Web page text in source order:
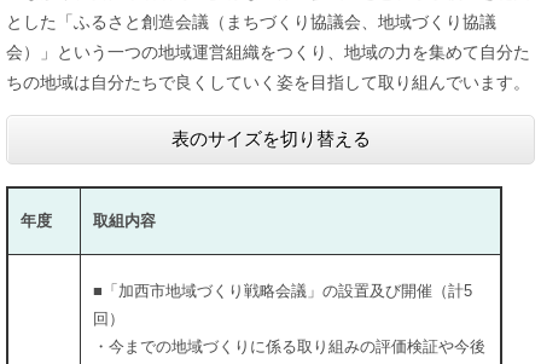
とした「ふるさと創造会議（まちづくり協議会、地域づくり協議
会）」という一つの地域運営組織をつくり、地域の力を集めて自分た
ちの地域は自分たちで良くしていく姿を目指して取り組んでいます。
表のサイズを切り替える
年度 取組内容
■「加西市地域づくり戦略会議」の設置及び開催（計5
回）
・今までの地域づくりに係る取り組みの評価検証や今後